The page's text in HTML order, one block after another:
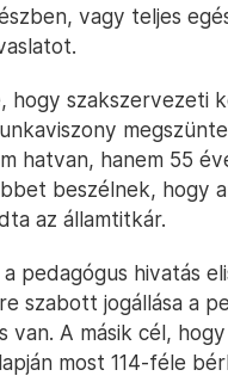
vagy teljes
szakszervezeti
hatvan, hanem 55
beszélnek, hogy
az államtitkár.
pedagógus hivatás
szabott jogállása a
A másik cél,
most 114-féle